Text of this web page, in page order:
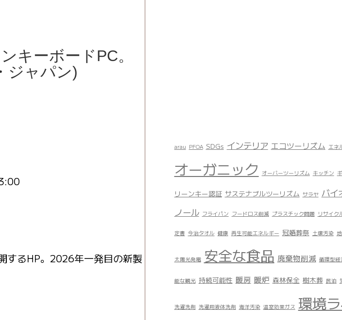
キーボードPC。
ジャパン)
するHP。2026年一発目の新製
arau PFOA SDGs インテリア エコツーリズム エネ
オーガニック オーバーツーリズム キッチン
リーンキー認証 サステナブルツーリズム サラヤ バイ
ノール フライパン フードロス削減 プラスチック問題 リサイク
定書 今治タオル 健康 再生可能エネルギー 冠婚葬祭 土壌汚染
太陽光発電 安全な食品 廃棄物削減 循環型経
能な観光 持続可能性 暖房 暖炉 森林保全 樹木葬 民泊
洗濯洗剤 洗濯用液体洗剤 海洋汚染 温室効果ガス 環境